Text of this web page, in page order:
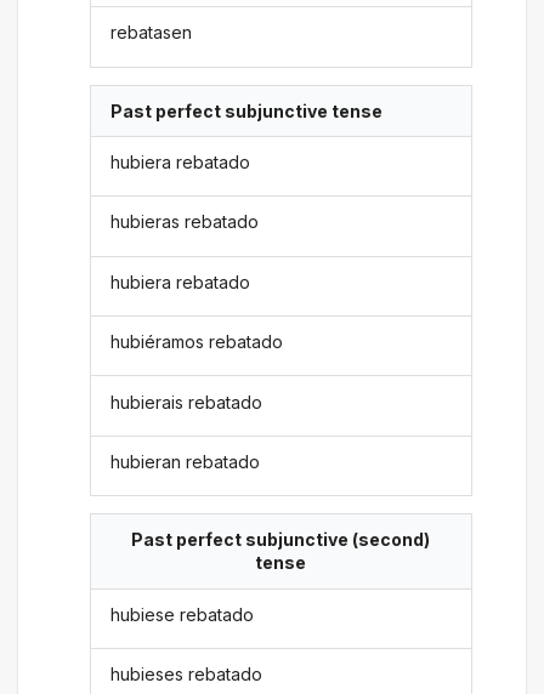
rebatasen
Past perfect subjunctive tense
hubiera rebatado
hubieras rebatado
hubiera rebatado
hubiéramos rebatado
hubierais rebatado
hubieran rebatado
Past perfect subjunctive (second)
tense
hubiese rebatado
hubieses rebatado